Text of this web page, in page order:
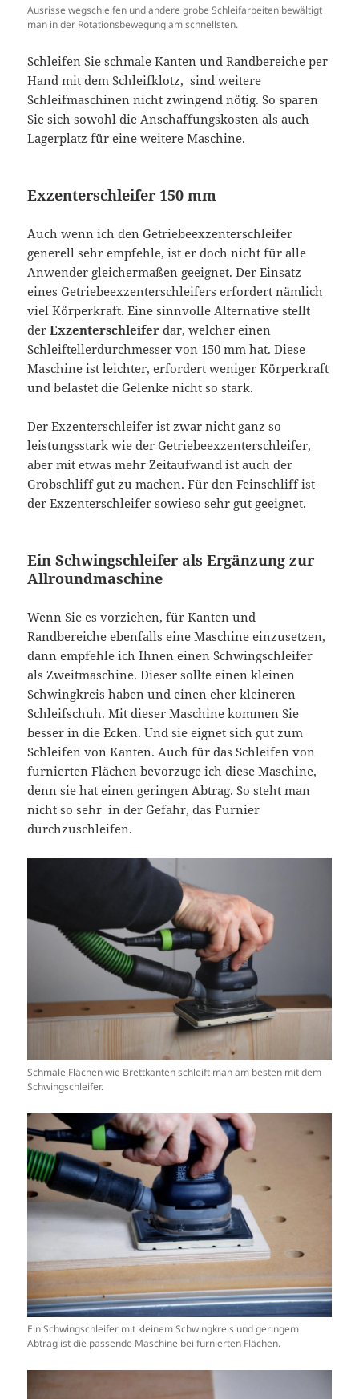
Ausrisse wegschleifen und andere grobe Schleifarbeiten bewältigt
man in der Rotationsbewegung am schnellsten.
Schleifen Sie schmale Kanten und Randbereiche per
Hand mit dem Schleifklotz, sind weitere
Schleifmaschinen nicht zwingend nötig. So sparen
Sie sich sowohl die Anschaffungskosten als auch
Lagerplatz für eine weitere Maschine.
Exzenterschleifer 150 mm
Auch wenn ich den Getriebeexzenterschleifer
generell sehr empfehle, ist er doch nicht für alle
Anwender gleichermaßen geeignet. Der Einsatz
eines Getriebeexzenterschleifers erfordert nämlich
viel Körperkraft. Eine sinnvolle Alternative stellt
derExzenterschleifer dar, welcher einen
Schleiftellerdurchmesser von 150 mm hat. Diese
Maschine ist leichter, erfordert weniger Körperkraft
und belastet die Gelenke nicht so stark.
Der Exzenterschleifer ist zwar nicht ganz so
leistungsstark wie der Getriebeexzenterschleifer,
aber mit etwas mehr Zeitaufwand ist auch der
Grobschliff gut zu machen. Für den Feinschliff ist
der Exzenterschleifer sowieso sehr gut geeignet.
Ein Schwingschleifer als Ergänzung zur
Allroundmaschine
Wenn Sie es vorziehen, für Kanten und
Randbereiche ebenfalls eine Maschine einzusetzen,
dann empfehle ich Ihnen einen Schwingschleifer
als Zweitmaschine. Dieser sollte einen kleinen
Schwingkreis haben und einen eher kleineren
Schleifschuh. Mit dieser Maschine kommen Sie
besser in die Ecken. Und sie eignet sich gut zum
Schleifen von Kanten. Auch für das Schleifen von
furnierten Flächen bevorzuge ich diese Maschine,
denn sie hat einen geringen Abtrag. So steht man
nicht so sehr in der Gefahr, das Furnier
durchzuschleifen.
Schmale Flächen wie Brettkanten schleift man am besten mit dem
Schwingschleifer.
Ein Schwingschleifer mit kleinem Schwingkreis und geringem
Abtrag ist die passende Maschine bei furnierten Flächen.